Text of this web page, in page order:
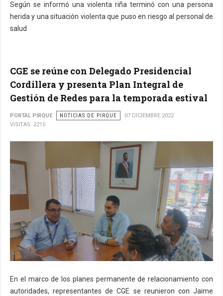
Según se informó una violenta riña terminó con una persona
herida y una situación violenta que puso en riesgo al personal de
salud
CGE se reúne con Delegado Presidencial
Cordillera y presenta Plan Integral de
Gestión de Redes para la temporada estival
PORTAL PIRQUE NOTICIAS DE PIRQUE
07 DICIEMBRE 2022
VISITAS: 2215
En el marco de los planes permanente de relacionamiento con
autoridades, representantes de CGE se reunieron con Jaime